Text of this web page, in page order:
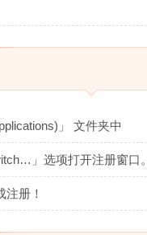
」 文件夹中
」选项打开注册窗口。
册！